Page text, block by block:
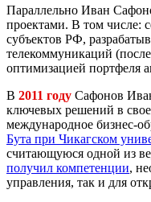
Параллельно Иван
проектами. В том числе:
субъектов РФ,
телекоммуникаций
оптимизацией портфеля
В 2011 году Сафонов
ключевых решений в
международное бизнес-
Бута при Чикагском
считающуюся одной из
получил компетенции,
управления, так и для